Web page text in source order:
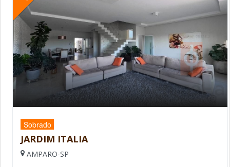
Sobrado
JARDIM ITALIA
AMPARO-SP